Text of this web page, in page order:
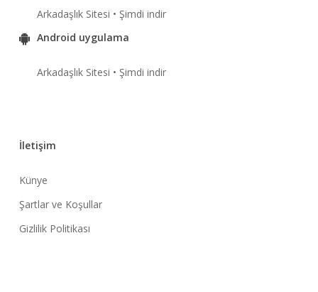
Arkadaşlık Sitesi • Şimdi indir
Android uygulama
Arkadaşlık Sitesi • Şimdi indir
İletişim
Künye
Şartlar ve Koşullar
Gizlilik Politikası